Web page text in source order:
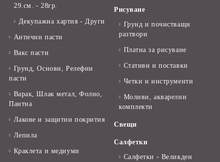
29.см. - 28гр.
Декупажна хартия - Други
Антични пасти
Вакс пасти
Грунд, Основи, Релефни
пасти
Варак, Шлак метал, Фолио,
Пантна
Лакове и защитни покрития
Лепила
Краклета и медиуми
Рисуване
Грунд и почистващи
разтвори
Платна за рисуване
Стативи и поставки
Четки и инструменти
Моливи, акварелни
комплекти
Свещи
Салфетки
Салфетки - Великден